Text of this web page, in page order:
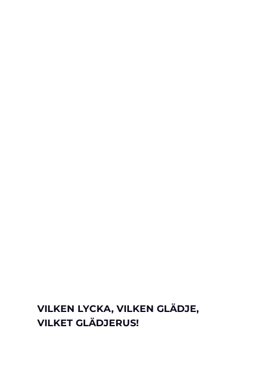
VILKEN LYCKA, VILKEN GLÄDJE,
VILKET GLÄDJERUS!